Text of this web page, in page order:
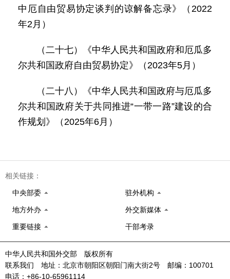
中厄自由贸易协定谈判的谅解备忘录》（2022
年2月）
（二十七）《中华人民共和国政府和厄瓜多
尔共和国政府自由贸易协定》（2023年5月）
（二十八）《中华人民共和国政府与厄瓜多
尔共和国政府关于共同推进“一带一路”建设的合
作规划》（2025年6月）
相关链接：
中央部委 驻外机构
地方外办 外交新媒体
重要链接 干部考录
中华人民共和国外交部 版权所有
联系我们 地址：北京市朝阳区朝阳门南大街2号 邮编：100701
电话：+86-10-65961114